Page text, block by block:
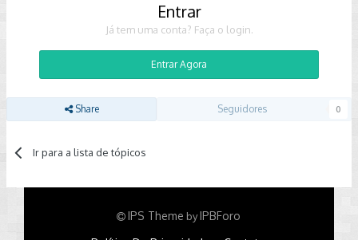
Entrar
Já tem uma conta? Faça o login.
Entrar Agora
Share Seguidores 0
Ir para a lista de tópicos
IPS Theme byIPBForo